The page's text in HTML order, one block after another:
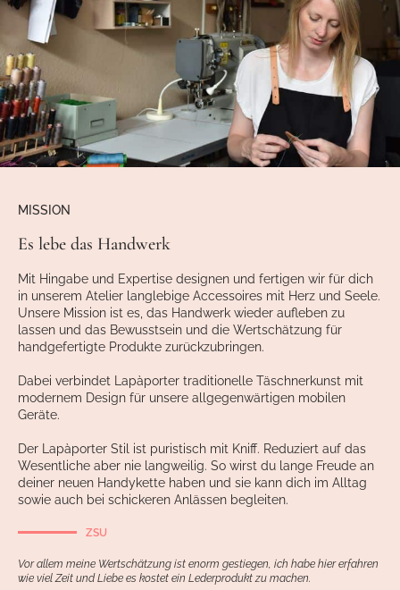
MISSION
Es lebe das Handwerk
Mit Hingabe und Expertise designen und fertigen wir für dich
in unserem Atelier langlebige Accessoires mit Herz und Seele.
Unsere Mission ist es, das Handwerk wieder aufleben zu
lassen und das Bewusstsein und die Wertschätzung für
handgefertigte Produkte zurückzubringen.
Dabei verbindet Lapàporter traditionelle Täschnerkunst mit
modernem Design für unsere allgegenwärtigen mobilen
Geräte.
Der Lapàporter Stil ist puristisch mit Kniff. Reduziert auf das
Wesentliche aber nie langweilig. So wirst du lange Freude an
deiner neuen Handykette haben und sie kann dich im Alltag
sowie auch bei schickeren Anlässen begleiten.
ZSU
Vor allem meine Wertschätzung ist enorm gestiegen, ich habe hier erfahren
wie viel Zeit und Liebe es kostet ein Lederprodukt zu machen.